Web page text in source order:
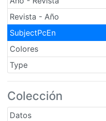
Revista - Año
SubjectPcEn
Colores
Type
Colección
Datos